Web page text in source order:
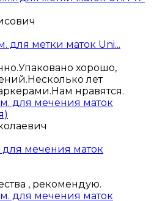
для метки маток Uni...
хорошо,
лет
нравятся.
мечения маток
, рекомендую.